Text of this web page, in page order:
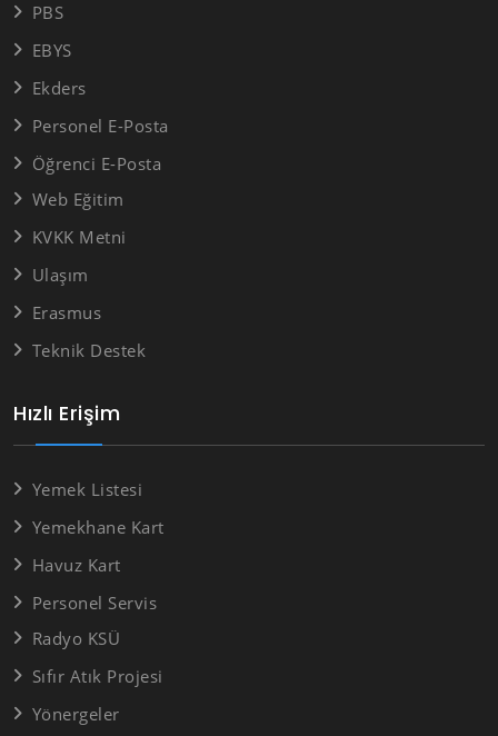
Hızlı Erişim
Yemek Listesi
Yemekhane Kart
Havuz Kart
Personel Servis
Radyo KSÜ
Sıfır Atık Projesi
Yönergeler
PBS
EBYS
Ekders
Personel E-Posta
Öğrenci E-Posta
Web Eğitim
KVKK Metni
Ulaşım
Erasmus
Teknik Destek